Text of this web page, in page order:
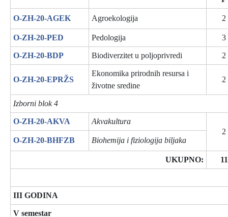
O-ZH-20-AGEK Agroekologija 2
O-ZH-20-PED Pedologija 3
O-ZH-20-BDP Biodiverzitet u poljoprivredi 2
O-ZH-20-EPRŽS
Ekonomika prirodnih resursa i
životne sredine
2
Izborni blok 4
O-ZH-20-AKVA
Akvakultura
2
O-ZH-20-BHFZB
Biohemija i fiziologija biljaka
UKUPNO: 11
III GODINA
V semestar